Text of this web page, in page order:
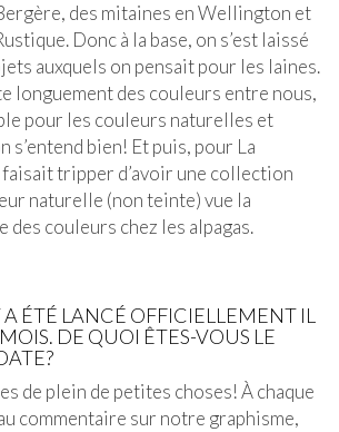
des mitaines en Wellington et
Donc à la base, on s’est laissé
auxquels on pensait pour les laines.
longuement des couleurs entre nous,
pour les couleurs naturelles et
s’entend bien! Et puis, pour La
faisait tripper d’avoir une collection
naturelle (non teinte) vue la
couleurs chez les alpagas.
ÉTÉ LANCÉ OFFICIELLEMENT IL
DE QUOI ÊTES-VOUS LE
de plein de petites choses! À chaque
commentaire sur notre graphisme,